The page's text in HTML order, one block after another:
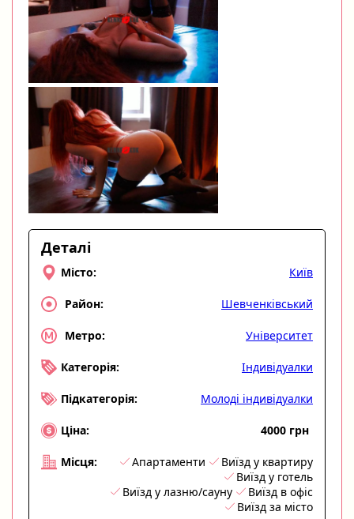
Деталі
Місто: Київ
Район: Шевченківський
Метро: Університет
Категорія: Індивідуалки
Підкатегорія: Молоді індивідуалки
Ціна: 4000 грн
Місця: Апартаменти
Виїзд у квартиру
Виїзд у готель
Виїзд у лазню/сауну
Виїзд в офіс
Виїзд за місто